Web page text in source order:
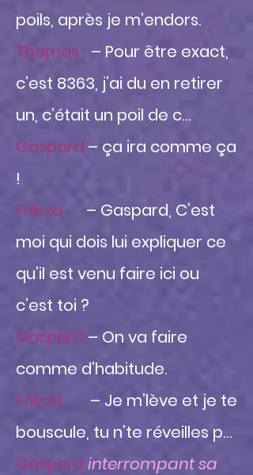
poils, après je m’endors.
Thomas – Pour être exact,
c’est 8363, j’ai du en retirer
un, c’était un poil de c…
Gaspard – ça ira comme ça
!
Félicia – Gaspard, C’est
moi qui dois lui expliquer ce
qu’il est venu faire ici ou
c’est toi ?
Gaspard – On va faire
comme d’habitude.
Félicia – Je m’lève et je te
bouscule, tu n’te réveilles p…
Gaspard interrompant sa